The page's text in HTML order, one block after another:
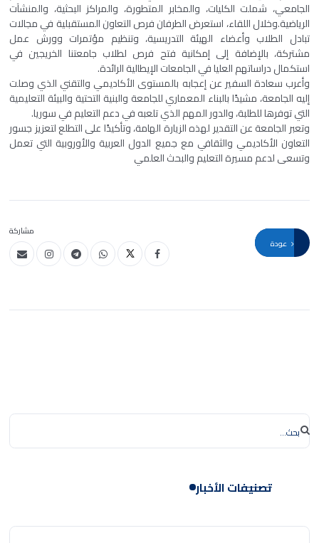
الجامعي، شملت الكليات، والمخابر المتطورة، والمراكز البحثية، والمنشآت
الرياضية.وخلال اللقاء، استعرض الطرفان فرص التعاون المستقبلية في مجالات
تبادل الطلاب وأعضاء الهيئة التدريسية، وتنظيم مؤتمرات وورش عمل
مشتركة، بالإضافة إلى إمكانية فتح فرص لطلاب جامعتنا الخريجين في
استكمال دراساتهم العليا في الجامعات الإيطالية الرائدة.
وأعرب سعادة السفير عن إعجابه بالمستوى الأكاديمي والتقني الذي وصلت
إليه الجامعة، مشيدًا بالبناء المعماري للجامعة والبنية التحتية والبيئة التعليمية
التي توفرها للطلبة، والدور المهم الذي تلعبه في دعم التعليم في سوريا.
وتعبر الجامعة عن التقدير لهذه الزيارة الهامة، وتأكيدًا على التطلع لتعزيز جسور
التعاون الأكاديمي والثقافي مع جميع الدول العربية والأوروبية التي تعمل
وتسعى لدعم مسيرة التعليم والبحث العلمي
مشاركة
تصنيفات الأخبار